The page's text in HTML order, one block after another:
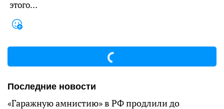
этого…
Последние новости
«Гаражную амнистию» в РФ продлили до